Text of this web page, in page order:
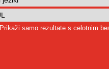
Prikaži samo rezultate s celotnim